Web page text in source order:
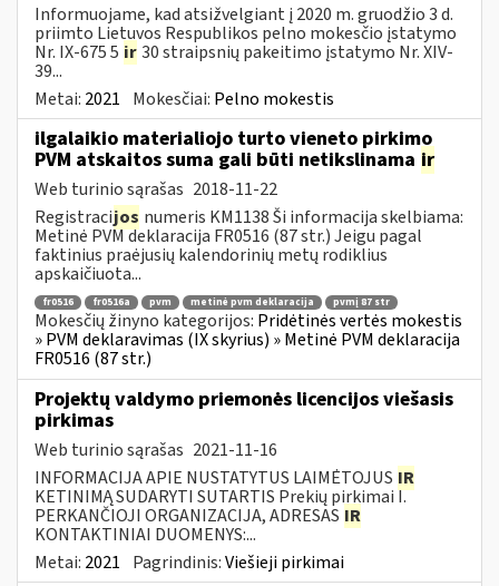
Informuojame, kad atsižvelgiant į 2020 m. gruodžio 3 d.
priimto Lietuvos Respublikos pelno mokesčio įstatymo
Nr. IX-675 5 ir30 straipsnių pakeitimo įstatymo Nr. XIV-
39...
Metai: 2021 Mokesčiai: Pelno mokestis
ilgalaikio materialiojo turto vieneto pirkimo
PVM atskaitos suma gali būti netikslinama ir
Web turinio sąrašas 2018-11-22
Registracijos numeris KM1138 Ši informacija skelbiama:
Metinė PVM deklaracija FR0516 (87 str.) Jeigu pagal
faktinius praėjusių kalendorinių metų rodiklius
apskaičiuota...
fr0516 fr0516a pvm metinė pvm deklaracija pvmį 87 str
Mokesčių žinyno kategorijos: Pridėtinės vertės mokestis
» PVM deklaravimas (IX skyrius) » Metinė PVM deklaracija
FR0516 (87 str.)
Projektų valdymo priemonės licencijos viešasis
pirkimas
Web turinio sąrašas 2021-11-16
INFORMACIJA APIE NUSTATYTUS LAIMĖTOJUS IR
KETINIMĄ SUDARYTI SUTARTIS Prekių pirkimai I.
PERKANČIOJI ORGANIZACIJA, ADRESAS IR
KONTAKTINIAI DUOMENYS:...
Metai: 2021 Pagrindinis:Viešieji pirkimai